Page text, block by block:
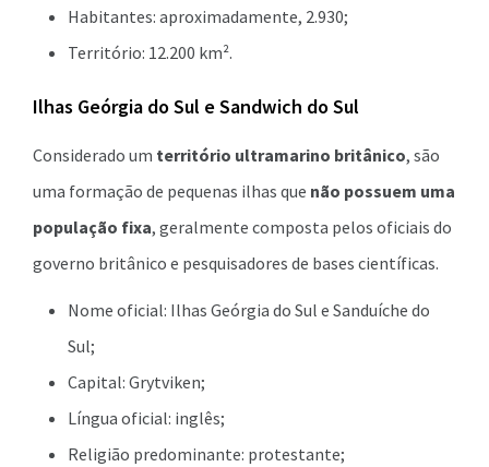
Habitantes: aproximadamente, 2.930;
Território: 12.200 km².
Ilhas Geórgia do Sul e Sandwich do Sul
Considerado um território ultramarino britânico, são
uma formação de pequenas ilhas que não possuem uma
população fixa, geralmente composta pelos oficiais do
governo britânico e pesquisadores de bases científicas.
Nome oficial: Ilhas Geórgia do Sul e Sanduíche do
Sul;
Capital: Grytviken;
Língua oficial: inglês;
Religião predominante: protestante;